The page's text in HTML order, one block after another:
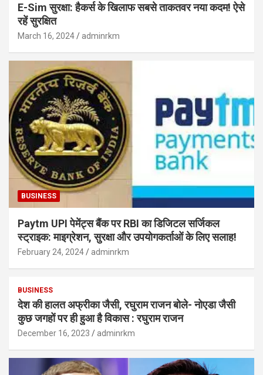
E-Sim सुरक्षा: हैकर्स के खिलाफ सबसे ताकतवर नया कदम! ऐसे
रहें सुरक्षित
March 16, 2024 adminrkm
BUSINESS
Paytm UPI पेमेंट्स बैंक पर RBI का डिजिटल सर्जिकल
स्ट्राइक: माइग्रेशन, सुरक्षा और उपयोगकर्ताओं के लिए सलाह!
February 24, 2024 adminrkm
BUSINESS
देश की हालत अफ्रीका जैसी, रघुराम राजन बोले- नोएडा जैसी
कुछ जगहों पर ही हुआ है विकास : रघुराम राजन
December 16, 2023 adminrkm